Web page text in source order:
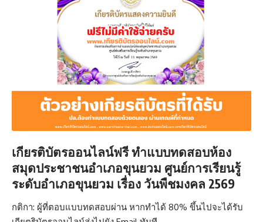
เกียรติบัตรออนไลน์ฟรี ทำแบบทดสอบห้อง
สมุดประชาชนอำเภอขุนยวม ศูนย์การเรียนรู้
ระดับอำเภอขุนยวม เรื่อง วันพืชมงคล 2569
กติกา: ผู้ที่ตอบแบบทดสอบผ่าน หากทำได้ 80% ขึ้นไปจะได้รับ